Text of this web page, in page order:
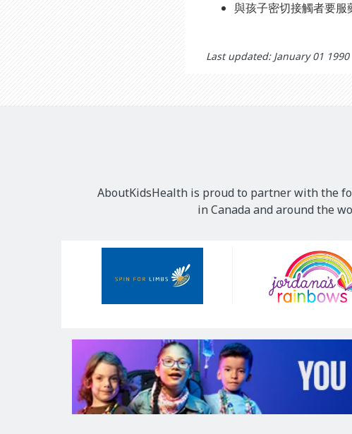
與孩子密切接觸者要服
Last updated: January 01 1990
AboutKidsHealth is proud to partner with the
in Canada and around the